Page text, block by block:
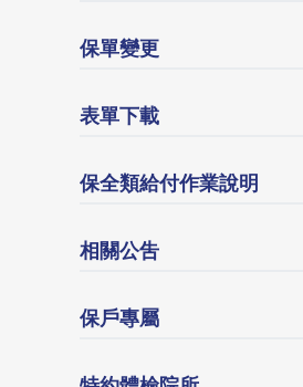
保單變更
表單下載
保全類給付作業說明
相關公吿
保戶專屬